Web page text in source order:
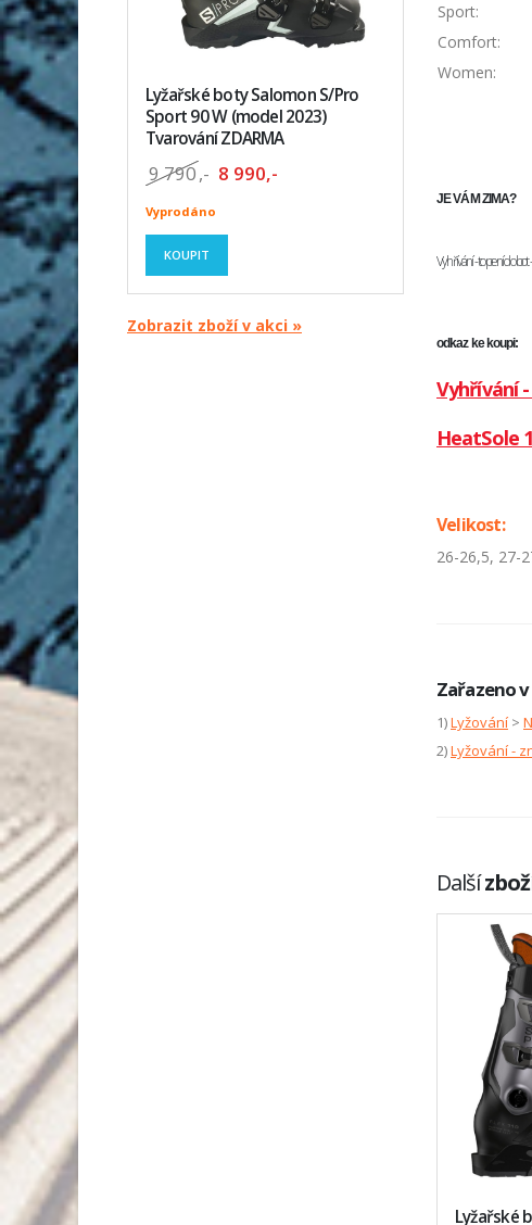
Lyžařské boty Salomon S/Pro
Sport 90 W (model 2023)
Tvarování ZDARMA
9 790,- 8 990,-
Vyprodáno
KOUPIT
Zobrazit zboží v akci »
Sport:
Comfort:
Women:
JE VÁM ZIMA?
Vyhřívání - topení do
odkaz ke koupi:
Vyhřívání
HeatSole
Velikost:
26-26,5, 27-
Zařazeno
1)Lyžování >
2)Lyžování -
Další
Lyžařské